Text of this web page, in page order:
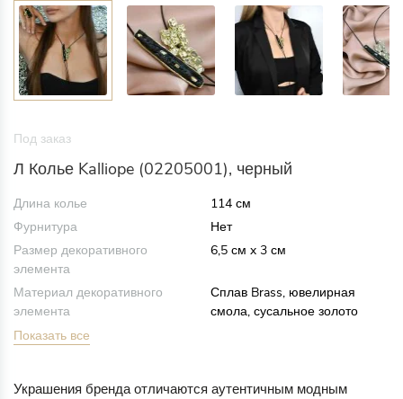
Под заказ
Л Колье Kalliope (02205001), черный
Длина колье
114 см
Фурнитура
Нет
Размер декоративного
элемента
6,5 см x 3 см
Материал декоративного
элемента
Сплав Brass, ювелирная
смола, сусальное золото
Показать все
Украшения бренда отличаются аутентичным модным